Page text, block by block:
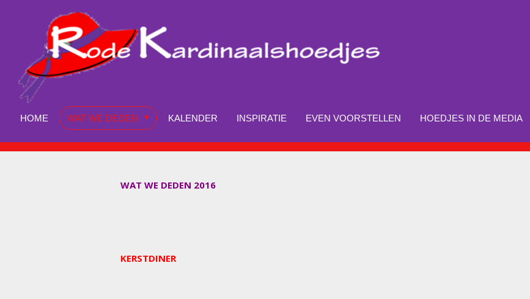
hoofdinhoud
HOME WAT WE DEDEN KALENDER INSPIRATIE EVEN VOORSTELLEN HOEDJES IN DE MEDIA
WAT WE DEDEN 2016
KERSTDINER